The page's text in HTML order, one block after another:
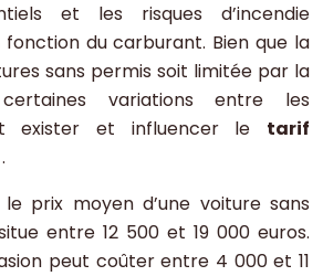
et les risques d’incendie
du carburant. Bien que la
sans permis soit limitée par la
certaines variations entre les
exister et influencer le tarif
.
prix moyen d’une voiture sans
entre 12 500 et 19 000 euros.
peut coûter entre 4 000 et 11